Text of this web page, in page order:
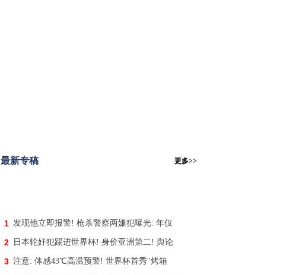
最新专稿 更多>>
1 发现他立即报警! 枪杀警察两嫌犯曝光: 年仅
2 日本轮奸犯踢进世界杯! 身价亚洲第二! 舆论
3 注意: 体感43℃高温预警! 世界杯首秀"烤箱